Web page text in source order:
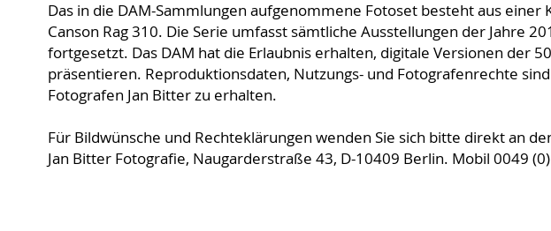
Das in die DAM-Sammlungen aufgenommene Fotoset besteht aus
Canson Rag 310. Die Serie umfasst sämtliche Ausstellungen der Jahre
fortgesetzt. Das DAM hat die Erlaubnis erhalten, digitale Versionen der
präsentieren. Reproduktionsdaten, Nutzungs- und Fotografenrechte
Fotografen Jan Bitter zu erhalten.
Für Bildwünsche und Rechteklärungen wenden Sie sich bitte direkt an
Jan Bitter Fotografie, Naugarderstraße 43, D-10409 Berlin. Mobil 0049